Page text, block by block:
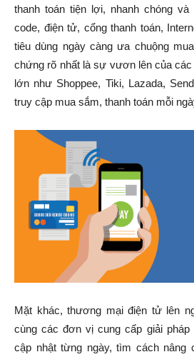
thanh toán tiện lợi, nhanh chóng
code, điện tử, cổng thanh toán,
tiêu dùng ngày càng ưa chuộng
chứng rõ nhất là sự vươn lên của
lớn như Shoppee, Tiki, Lazada,
truy cập mua sắm, thanh toán mỗi
Mặt khác, thương mại điện tử lên
cùng các đơn vị cung cấp giải pháp
cập nhật từng ngày, tìm cách nâng